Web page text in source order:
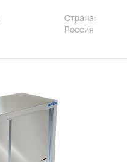
Страна:
Россия